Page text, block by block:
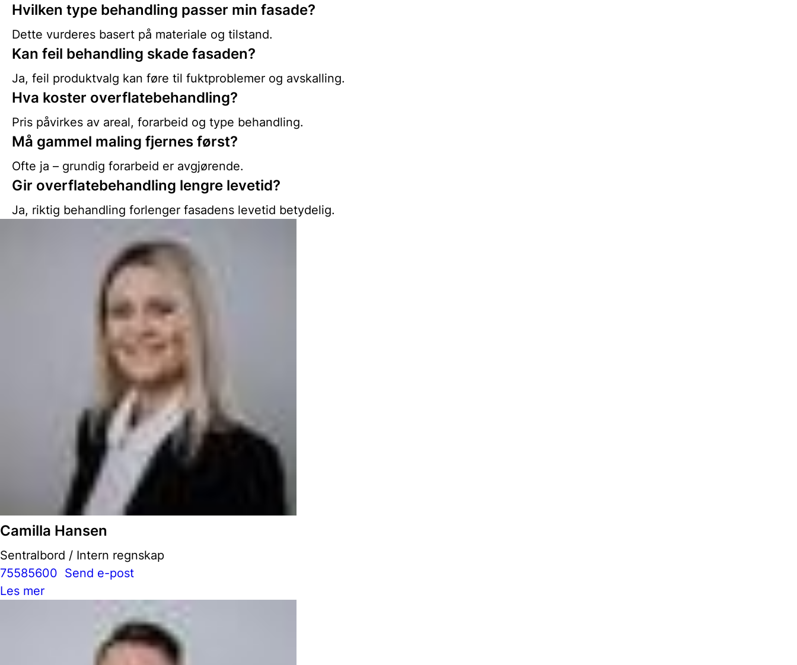
Hvilken type behandling passer min fasade?
Dette vurderes basert på materiale og tilstand.
Kan feil behandling skade fasaden?
Ja, feil produktvalg kan føre til fuktproblemer og avskalling.
Hva koster overflatebehandling?
Pris påvirkes av areal, forarbeid og type behandling.
Må gammel maling fjernes først?
Ofte ja – grundig forarbeid er avgjørende.
Gir overflatebehandling lengre levetid?
Ja, riktig behandling forlenger fasadens levetid betydelig.
Camilla Hansen
Sentralbord / Intern regnskap
75585600 Send e-post
Les mer